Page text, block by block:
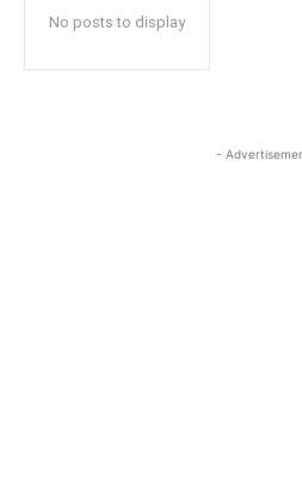
No posts to display
-